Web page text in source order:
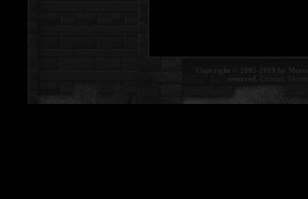
Copyright © 2005-2009 by
reserved. Contact: